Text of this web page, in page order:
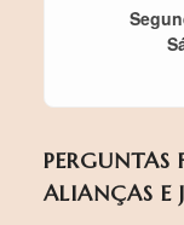
PERGUNTAS
ALIANÇAS E